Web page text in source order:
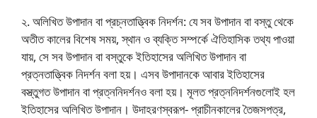
২. অলিখিত উপাদান বা প্রচ্নতাত্ত্বিক নিদর্শন: যে সব উপাদান বা বস্তু থেকে
অতীত কালের বিশেষ সময়, স্থান ও ব্যক্তি সম্পর্কে ঐতিহাসিক তথ্য পাওয়া
যায়, সে সব উপাদান বা বস্তুকে ইতিহাসের অলিখিত উপাদান বা
প্রত্নতাত্ত্বিক নিদর্শন বলা হয়। এসব উপাদানকে আবার ইতিহাসের
বস্ত্তুগত উপাদান বা প্রত্ননিদর্শনও বলা হয়। মূলত প্রত্ননিদর্শনগুলােই হল
ইতিহাসের অলিখিত উপাদান। উদাহরণস্বরূপ- প্রাচীনকালের তৈজসপত্র,